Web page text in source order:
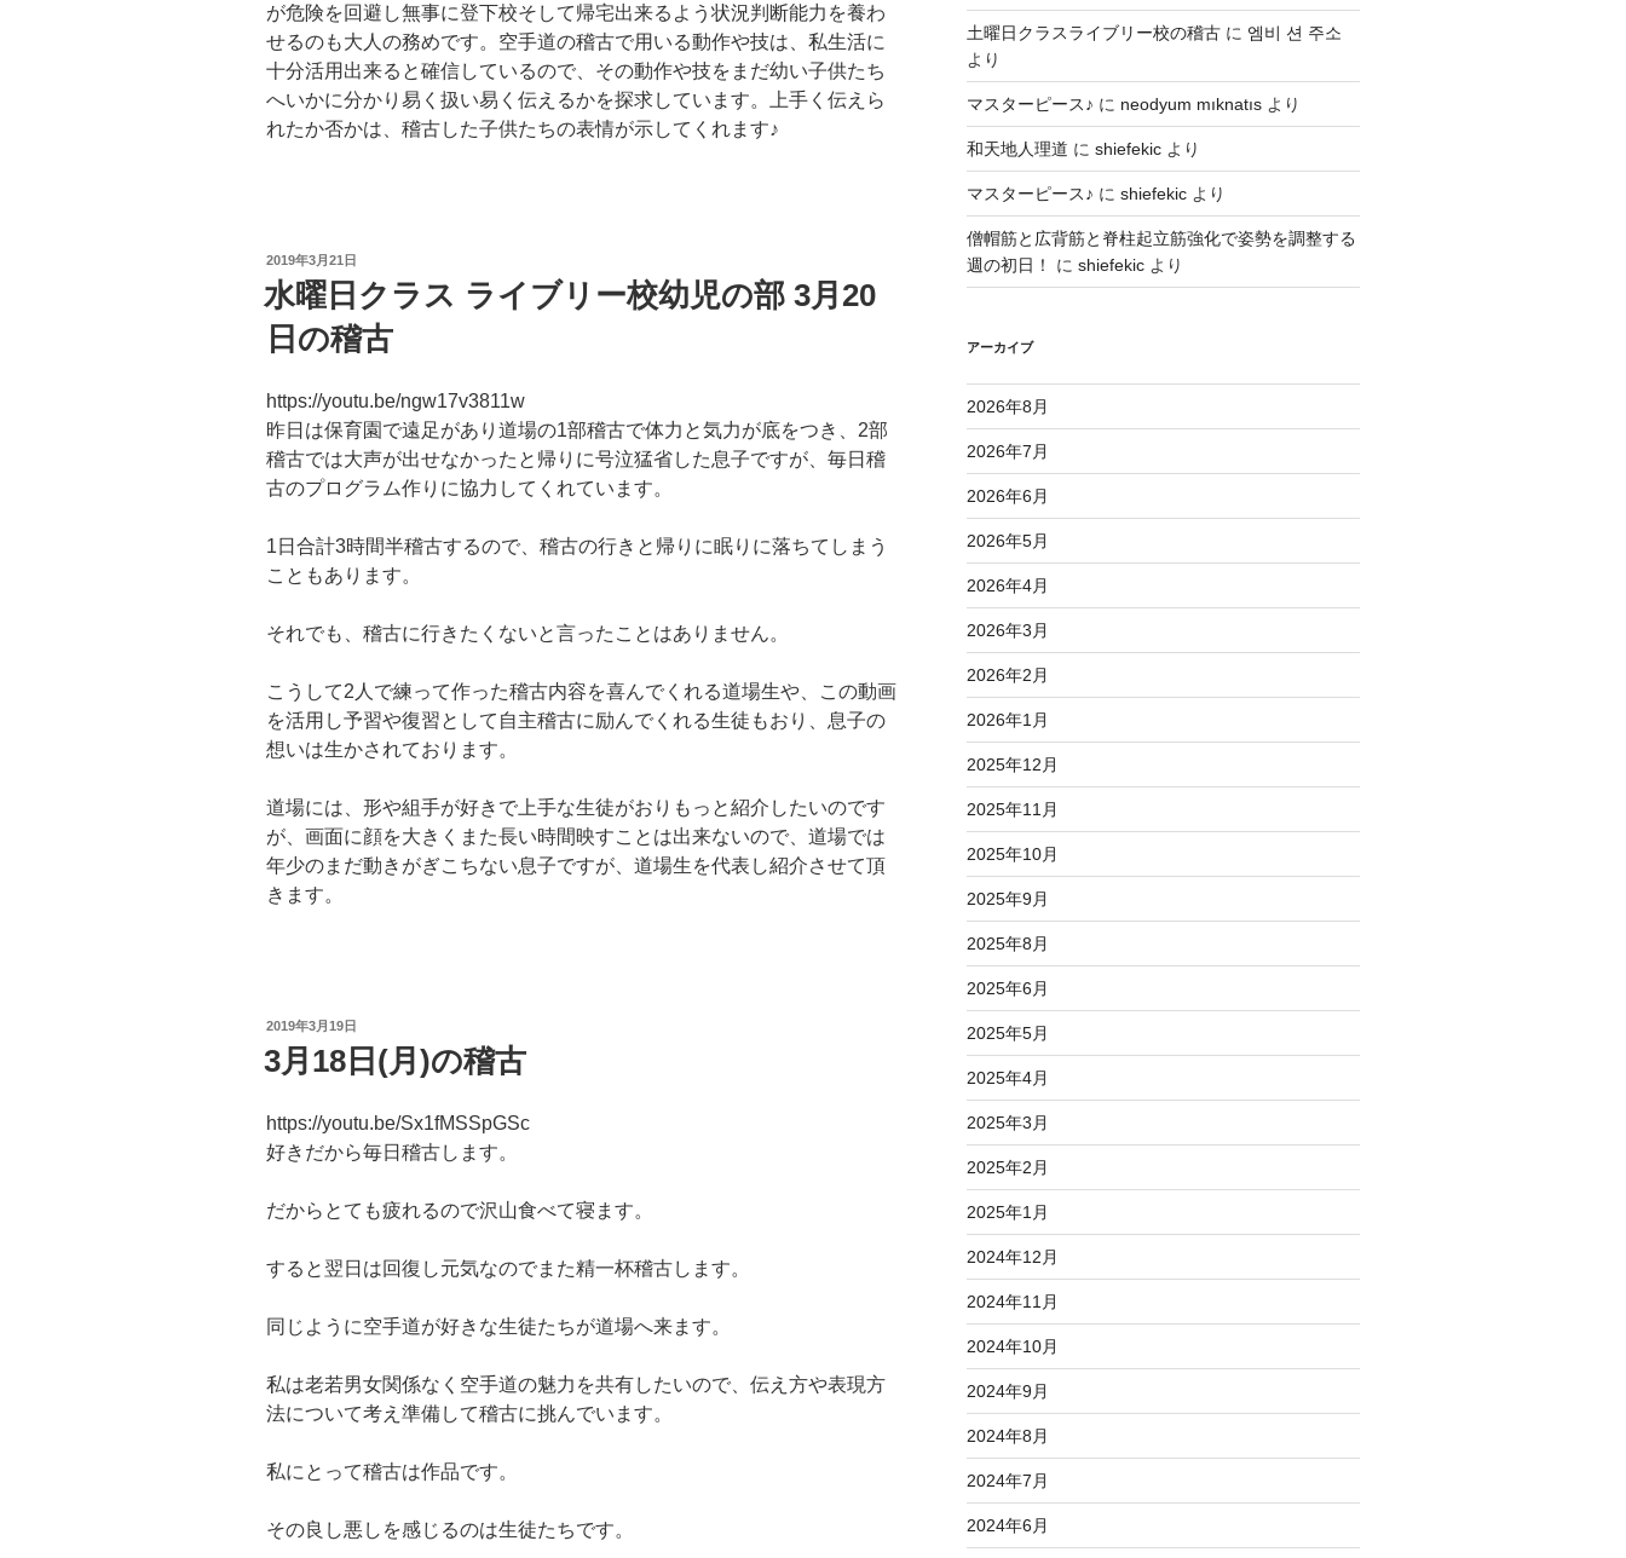
が危険を回避し無事に登下校そして帰宅出来るよう状況判断能力を養わ
せるのも大人の務めです。空手道の稽古で用いる動作や技は、私生活に
十分活用出来ると確信しているので、その動作や技をまだ幼い子供たち
へいかに分かり易く扱い易く伝えるかを探求しています。上手く伝えら
れたか否かは、稽古した子供たちの表情が示してくれます♪
投
日:
2019年3月21日
水曜日クラス ライブリー校幼児の部 3月20
日の稽古
https://youtu.be/ngw17v3811w
昨日は保育園で遠足があり道場の1部稽古で体力と気力が底をつき、2部
稽古では大声が出せなかったと帰りに号泣猛省した息子ですが、毎日稽
古のプログラム作りに協力してくれています。
1日合計3時間半稽古するので、稽古の行きと帰りに眠りに落ちてしまう
こともあります。
それでも、稽古に行きたくないと言ったことはありません。
こうして2人で練って作った稽古内容を喜んでくれる道場生や、この動画
を活用し予習や復習として自主稽古に励んでくれる生徒もおり、息子の
想いは生かされております。
道場には、形や組手が好きで上手な生徒がおりもっと紹介したいのです
が、画面に顔を大きくまた長い時間映すことは出来ないので、道場では
年少のまだ動きがぎこちない息子ですが、道場生を代表し紹介させて頂
きます。
投
日:
2019年3月19日
3月18日(月)の稽古
https://youtu.be/Sx1fMSSpGSc
好きだから毎日稽古します。
だからとても疲れるので沢山食べて寝ます。
すると翌日は回復し元気なのでまた精一杯稽古します。
同じように空手道が好きな生徒たちが道場へ来ます。
私は老若男女関係なく空手道の魅力を共有したいので、伝え方や表現方
法について考え準備して稽古に挑んでいます。
私にとって稽古は作品です。
その良し悪しを感じるのは生徒たちです。
土曜日クラスライブリー校の稽古に 엠비 션 주소
より
マスターピース♪ に neodyum mıknatısより
和天地人理道 に shiefekicより
マスターピース♪ に shiefekicより
僧帽筋と広背筋と脊柱起立筋強化で姿勢を調整する
週の初日！
に shiefekicより
アーカイブ
2026年8月
2026年7月
2026年6月
2026年5月
2026年4月
2026年3月
2026年2月
2026年1月
2025年12月
2025年11月
2025年10月
2025年9月
2025年8月
2025年6月
2025年5月
2025年4月
2025年3月
2025年2月
2025年1月
2024年12月
2024年11月
2024年10月
2024年9月
2024年8月
2024年7月
2024年6月